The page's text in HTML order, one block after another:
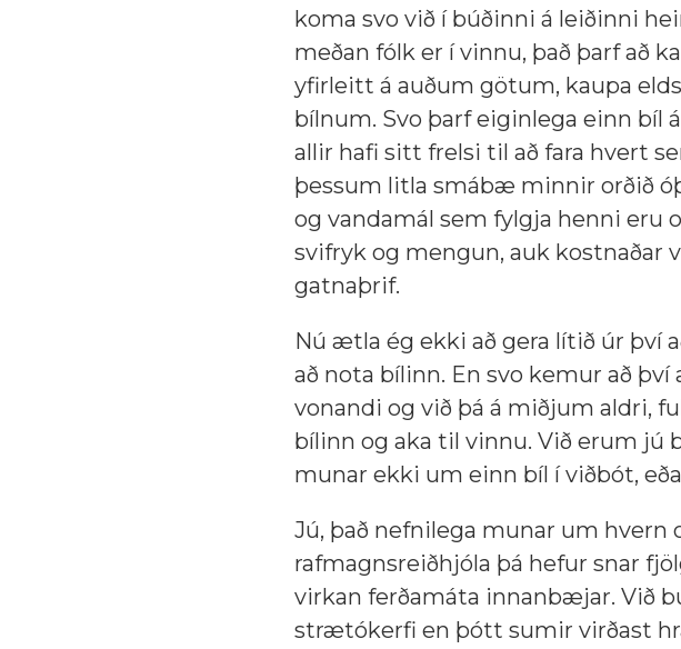
koma svo við í búðinni á leiðinni
meðan fólk er í vinnu, það þarf að
yfirleitt á auðum götum, kaupa
bílnum. Svo þarf eiginlega einn bíl
allir hafi sitt frelsi til að fara hvert
þessum litla smábæ minnir orðið
og vandamál sem fylgja henni eru
svifryk og mengun, auk kostnaðar
gatnaþrif.
Nú ætla ég ekki að gera lítið úr því
að nota bílinn. En svo kemur að því
vonandi og við þá á miðjum aldri,
bílinn og aka til vinnu. Við erum jú
munar ekki um einn bíl í viðbót,
Jú, það nefnilega munar um
rafmagnsreiðhjóla þá hefur snar
virkan ferðamáta innanbæjar. Við
strætókerfi en þótt sumir virðast